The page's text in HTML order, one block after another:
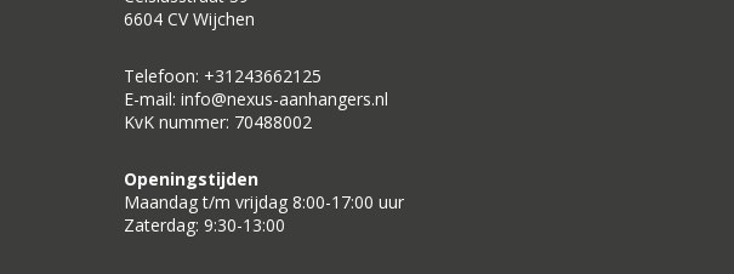
6604 CV Wijchen
Telefoon: +31243662125
E-mail: info@nexus-aanhangers.nl
KvK nummer: 70488002
Openingstijden
Maandag t/m vrijdag 8:00-17:00 uur
Zaterdag: 9:30-13:00